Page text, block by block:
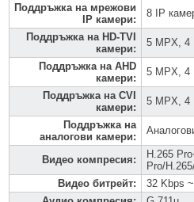
Поддръжка на мрежови
IP камери:
8 IP
Поддръжка на HD-TVI
камери:
5 MPX, 4
Поддръжка на AHD
камери:
5 MPX, 4
Поддръжка на CVI
камери:
5 MPX, 4
Поддръжка на
аналогови камери:
Видео компресия:
H.265
Pro/
Видео битрейт:
32 Kbps